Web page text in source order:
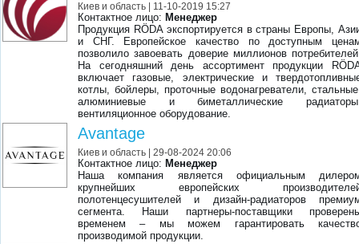
Киев и область | 11-10-2019 15:27
Контактное лицо: Менеджер
Продукция RÖDA экспортируется в страны Европы,
и СНГ. Европейское качество по доступным
позволило завоевать доверие миллионов
На сегодняшний день ассортимент продукции
включает газовые, электрические и
котлы, бойлеры, проточные водонагреватели,
алюминиевые и биметаллические
вентиляционное оборудование.
Avantage
Киев и область | 29-08-2024 20:06
Контактное лицо: Менеджер
Наша компания является официальным
крупнейших европейских
полотенцесушителей и дизайн-радиаторов
сегмента. Наши партнеры-поставщики
временем – мы можем гарантировать
производимой продукции.